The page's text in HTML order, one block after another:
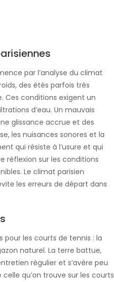
par l’analyse du climat
des étés parfois très
Ces conditions exigent un
d’eau. Un mauvais
glissance accrue et des
les nuisances sonores et la
qui résiste à l’usure et qui
réflexion sur les conditions
Le climat parisien
les erreurs de départ dans
les courts de tennis : la
naturel. La terre battue,
régulier et s’avère peu
qu’on trouve sur les courts